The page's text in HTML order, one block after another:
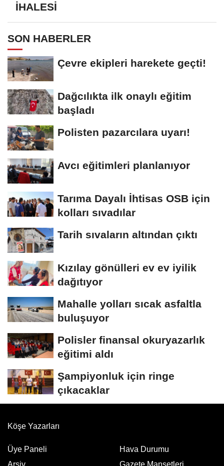
İHALESİ
SON HABERLER
Çevre ekipleri harekete geçti!
Dağcılıkta ilk onaylı eğitim
başladı
Polisten pazarcılara uyarı!
Avcı eğitimleri planlanıyor
Tarıma Dayalı İhtisas OSB için
kolları sıvadılar
Tarih sıvaların altından çıktı
Kızılay gönülleri ev ev iyilik
dağıtıyor
Mahalle yolları sıcak asfaltla
buluşuyor
Polisler finansal okuryazarlık
eğitimi aldı
Şampiyonluk için ringe
çıkacaklar
Köşe Yazarları
Üye Paneli
Arşiv
Hava Durumu
Gazete Manşetleri